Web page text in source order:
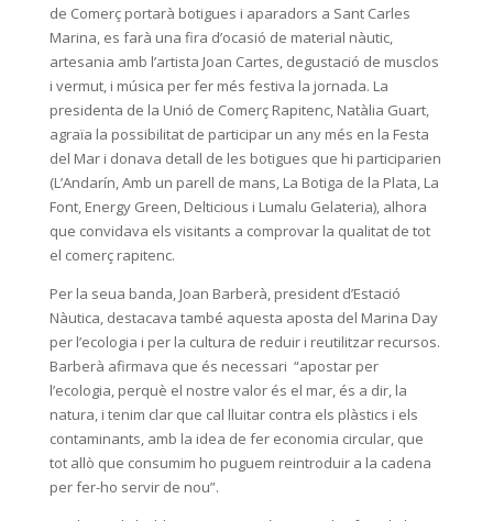
de Comerç portarà botigues i aparadors a Sant Carles
Marina, es farà una fira d’ocasió de material nàutic,
artesania amb l’artista Joan Cartes, degustació de musclos
i vermut, i música per fer més festiva la jornada. La
presidenta de la Unió de Comerç Rapitenc, Natàlia Guart,
agraïa la possibilitat de participar un any més en la Festa
del Mar i donava detall de les botigues que hi participarien
(L’Andarín, Amb un parell de mans, La Botiga de la Plata, La
Font, Energy Green, Delticious i Lumalu Gelateria), alhora
que convidava els visitants a comprovar la qualitat de tot
el comerç rapitenc.
Per la seua banda, Joan Barberà, president d’Estació
Nàutica, destacava també aquesta aposta del Marina Day
per l’ecologia i per la cultura de reduir i reutilitzar recursos.
Barberà afirmava que és necessari “apostar per
l’ecologia, perquè el nostre valor és el mar, és a dir, la
natura, i tenim clar que cal lluitar contra els plàstics i els
contaminants, amb la idea de fer economia circular, que
tot allò que consumim ho puguem reintroduir a la cadena
per fer-ho servir de nou”.